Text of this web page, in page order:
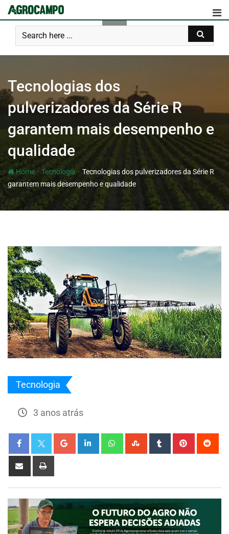
Tecnologias dos
pulverizadores da Série R
garantem mais desempenho e
qualidade
Home- Tecnologia - Tecnologias dos pulverizadores da Série R
garantem mais desempenho e qualidade
Tecnologia
3 anos atrás